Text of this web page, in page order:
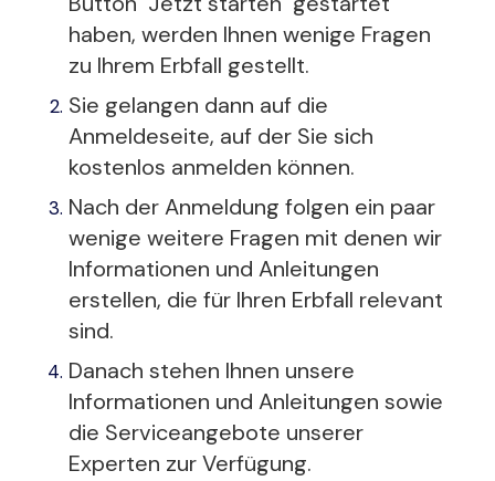
haben, werden Ihnen wenige Fragen
zu Ihrem Erbfall gestellt.
Sie gelangen dann auf die
Anmeldeseite, auf der Sie sich
kostenlos anmelden können.
Nach der Anmeldung folgen ein paar
wenige weitere Fragen mit denen wir
Informationen und Anleitungen
erstellen, die für Ihren Erbfall relevant
sind.
Danach stehen Ihnen unsere
Informationen und Anleitungen sowie
die Serviceangebote unserer
Experten zur Verfügung.